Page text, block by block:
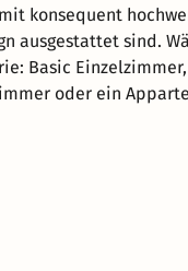
konsequent
ausgestattet sind.
Basic
oder ein